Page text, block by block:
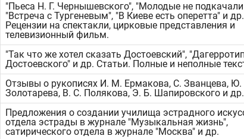
"Пьеса Н. Г. Чернышевского", "Молодые не
"Встреча с Тургеневым", "В Киеве есть оперетта" и др.
Рецензии на спектакли, цирковые представления и
телевизионный фильм.
"Так что же хотел сказать Достоевский",
Достоевского" и др. Статьи. Полные и неполные
Отзывы о рукописях И. М. Ермакова, С. Званцева, Ю.
Золотарева, В. С. Полякова, Э. Б. Шапировского и др.
Предложения о создании училища эстрадного
отдела эстрады в журнале "Музыкальная жизнь",
сатирического отдела в журнале "Москва" и др.